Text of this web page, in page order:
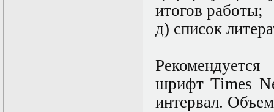
итогов работы;
д) список
шрифт Times
интервал.